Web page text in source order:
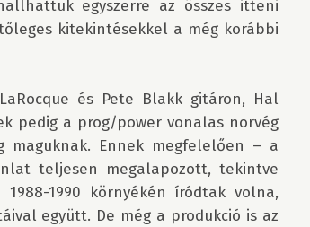
egyszerre az összes itteni
kitekintésekkel a még korábbi
és Pete Blakk gitáron, Hal
pedig a prog/power vonalas norvég
maguknak. Ennek megfelelően – a
teljesen megalapozott, tekintve
1990 környékén íródtak volna,
együtt. De még a produkció is az